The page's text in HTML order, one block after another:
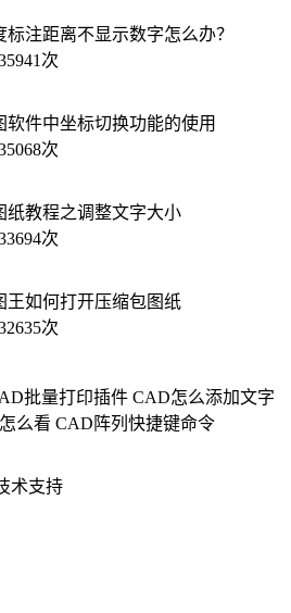
注距离不显示数字怎么办？
次
软件中坐标切换功能的使用
次
纸教程之调整文字大小
次
王如何打开压缩包图纸
次
批量打印插件 CAD怎么添加文字
么看 CAD阵列快捷键命令
术支持